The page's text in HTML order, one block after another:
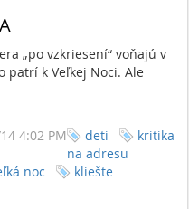
„po vzkriesení“ voňajú v
patrí k Veľkej Noci. Ale
4:02 PM
deti
kritika
na adresu
noc
kliešte